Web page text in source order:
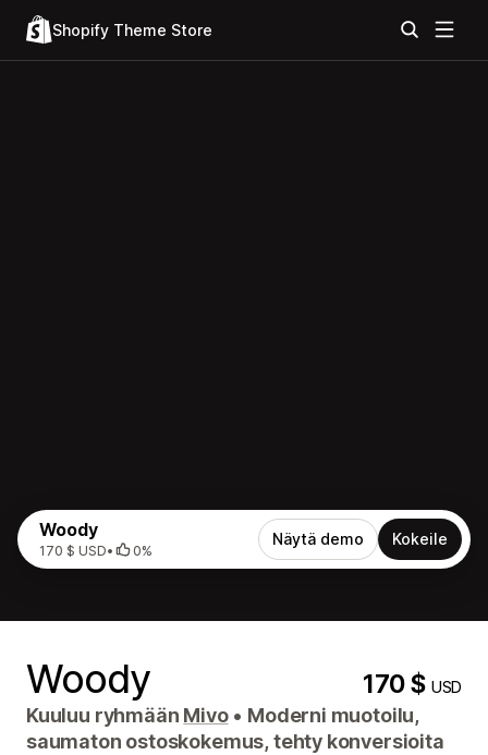
Shopify Theme Store
Woody
170 $ USD• 0%
Näytä demo Kokeile
Woody 170 $USD
Kuuluu ryhmään Mivo • Moderni muotoilu,
saumaton ostoskokemus, tehty konversioita